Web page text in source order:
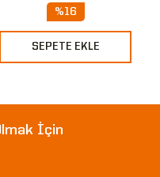
%16
SEPETE EKLE
İçin